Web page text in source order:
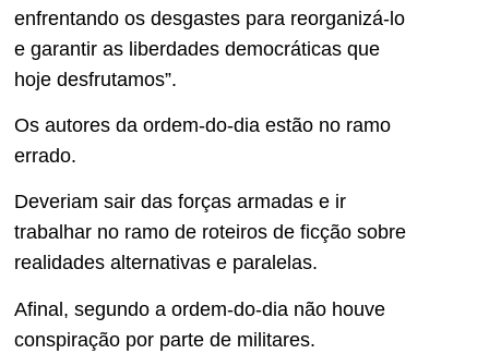
enfrentando os desgastes para reorganizá-lo
e garantir as liberdades democráticas que
hoje desfrutamos”.
Os autores da ordem-do-dia estão no ramo
errado.
Deveriam sair das forças armadas e ir
trabalhar no ramo de roteiros de ficção sobre
realidades alternativas e paralelas.
Afinal, segundo a ordem-do-dia não houve
conspiração por parte de militares.